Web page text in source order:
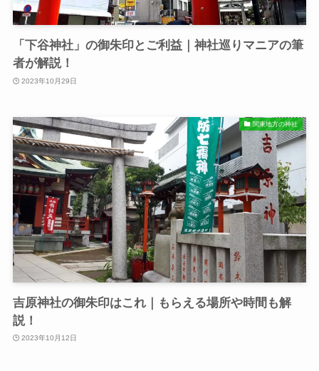
「下谷神社」の御朱印とご利益｜神社巡りマニアの筆
者が解説！
2023年10月29日
関東地方の神社
吉原神社の御朱印はこれ｜もらえる場所や時間も解
説！
2023年10月12日